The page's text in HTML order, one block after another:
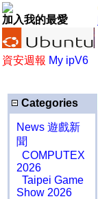
加入我的最愛
資安週報 My ipV6
Categories
News 遊戲新
聞
COMPUTEX
2026
Taipei Game
Show 2026